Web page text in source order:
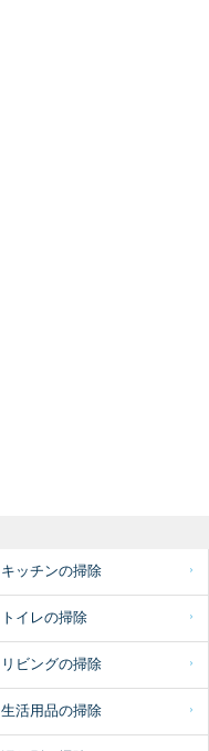
キッチンの掃除
トイレの掃除
リビングの掃除
生活用品の掃除